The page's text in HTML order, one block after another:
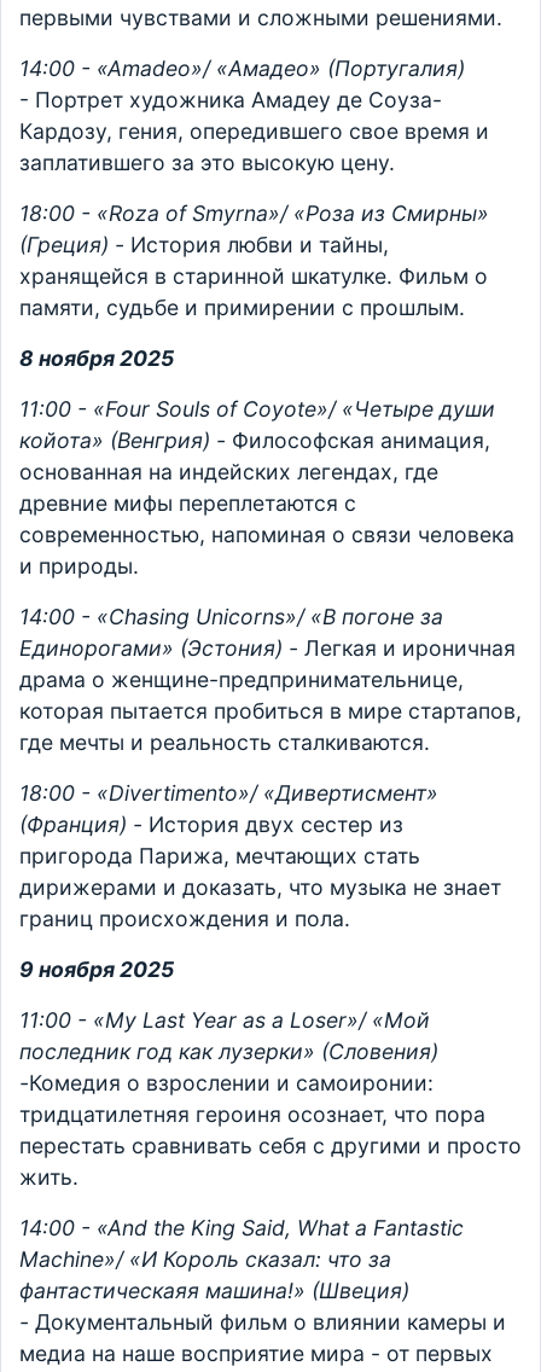
первыми чувствами и сложными решениями.
14:00 - «Amadeo»/ «Амадео» (Португалия)
- Портрет художника Амадеу де Соуза-
Кардозу, гения, опередившего свое время и
заплатившего за это высокую цену.
18:00 - «Roza of Smyrna»/ «Роза из Смирны»
(Греция) - История любви и тайны,
хранящейся в старинной шкатулке. Фильм о
памяти, судьбе и примирении с прошлым.
8 ноября 2025
11:00 - «Four Souls of Coyote»/ «Четыре души
койота» (Венгрия) - Философская анимация,
основанная на индейских легендах, где
древние мифы переплетаются с
современностью, напоминая о связи человека
и природы.
14:00 - «Chasing Unicorns»/ «В погоне за
Единорогами» (Эстония) - Легкая и ироничная
драма о женщине-предпринимательнице,
которая пытается пробиться в мире стартапов,
где мечты и реальность сталкиваются.
18:00 - «Divertimento»/ «Дивертисмент»
(Франция) - История двух сестер из
пригорода Парижа, мечтающих стать
дирижерами и доказать, что музыка не знает
границ происхождения и пола.
9 ноября 2025
11:00 - «My Last Year as a Loser»/ «Мой
последник год как лузерки» (Словения)
-Комедия о взрослении и самоиронии:
тридцатилетняя героиня осознает, что пора
перестать сравнивать себя с другими и просто
жить.
14:00 - «And the King Said, What a Fantastic
Machine»/ «И Король сказал: что за
фантастическаяя машина!» (Швеция)
- Документальный фильм о влиянии камеры и
медиа на наше восприятие мира - от первых